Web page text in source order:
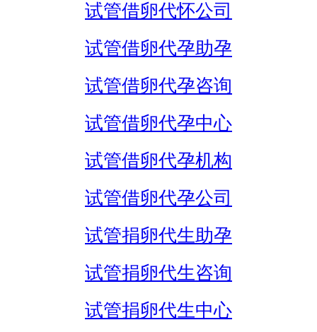
试管借卵代怀公司
试管借卵代孕助孕
试管借卵代孕咨询
试管借卵代孕中心
试管借卵代孕机构
试管借卵代孕公司
试管捐卵代生助孕
试管捐卵代生咨询
试管捐卵代生中心